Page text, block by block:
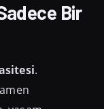
Bir
.